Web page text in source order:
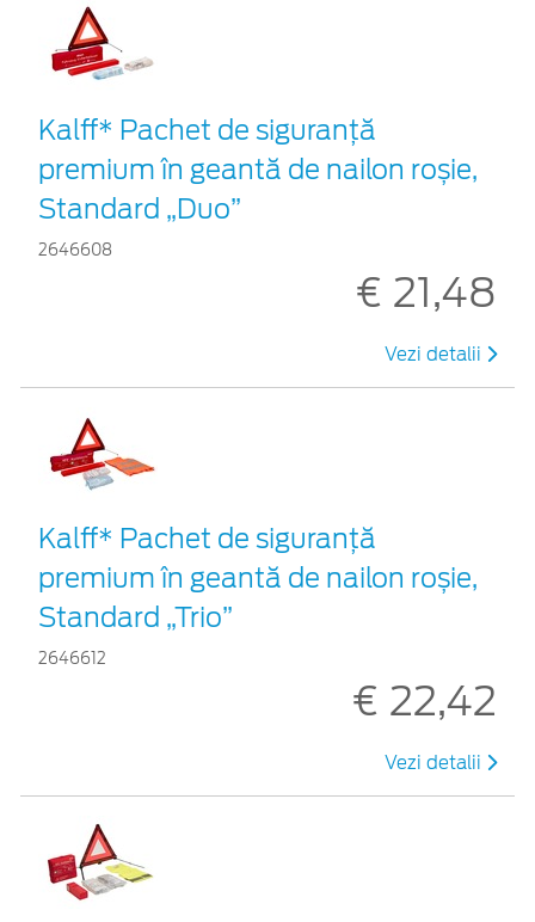
Kalff* Pachet de siguranţă
premium în geantă de nailon roșie,
Standard „Duo”
2646608
€ 21,48
Vezi detalii
Kalff* Pachet de siguranţă
premium în geantă de nailon roșie,
Standard „Trio”
2646612
€ 22,42
Vezi detalii